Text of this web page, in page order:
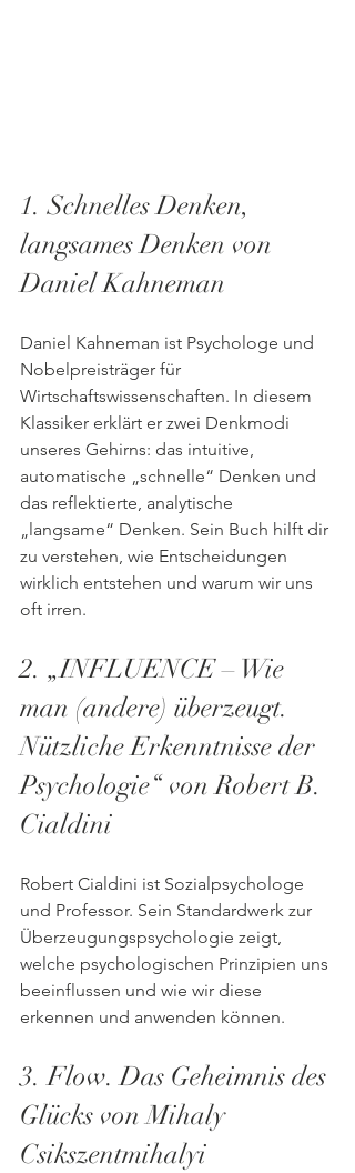
1. Schnelles Denken,
langsames Denken von
Daniel Kahneman
Daniel Kahneman ist Psychologe und
Nobelpreisträger für
Wirtschaftswissenschaften. In diesem
Klassiker erklärt er zwei Denkmodi
unseres Gehirns: das intuitive,
automatische „schnelle“ Denken und
das reflektierte, analytische
„langsame“ Denken. Sein Buch hilft dir
zu verstehen, wie Entscheidungen
wirklich entstehen und warum wir uns
oft irren.
2. „INFLUENCE – Wie
man (andere) überzeugt.
Nützliche Erkenntnisse der
Psychologie“ von Robert B.
Cialdini
Robert Cialdini ist Sozialpsychologe
und Professor. Sein Standardwerk zur
Überzeugungspsychologie zeigt,
welche psychologischen Prinzipien uns
beeinflussen und wie wir diese
erkennen und anwenden können.
3. Flow. Das Geheimnis des
Glücks von Mihaly
Csikszentmihalyi